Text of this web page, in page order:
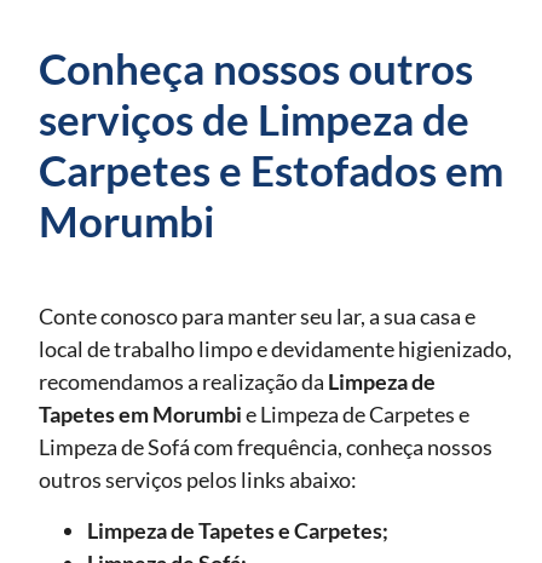
Conheça nossos outros
serviços de Limpeza de
Carpetes e Estofados em
Morumbi
Conte conosco para manter seu lar, a sua casa e
local de trabalho limpo e devidamente higienizado,
recomendamos a realização da Limpeza de
Tapetesem Morumbie Limpeza de Carpetes e
Limpeza de Sofá com frequência, conheça nossos
outros serviços pelos links abaixo:
Limpeza de Tapetes e Carpetes;